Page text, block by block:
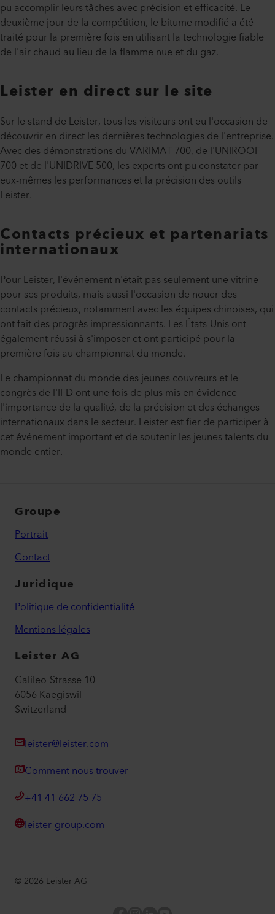
pu accomplir leurs tâches avec précision et efficacité. Le
deuxième jour de la compétition, le bitume modifié a été
traité pour la première fois en utilisant la technologie fiable
de l'air chaud au lieu de la flamme nue et du gaz.
Leister en direct sur le site
Sur le stand de Leister, tous les visiteurs ont eu l'occasion de
découvrir en direct les dernières technologies de l'entreprise.
Avec des démonstrations du VARIMAT 700, de l'UNIROOF
700 et de l'UNIDRIVE 500, les experts ont pu constater par
eux-mêmes les performances et la précision des outils
Leister.
Contacts précieux et partenariats
internationaux
Pour Leister, l'événement n'était pas seulement une vitrine
pour ses produits, mais aussi l'occasion de nouer des
contacts précieux, notamment avec les équipes chinoises, qui
ont fait des progrès impressionnants. Les États-Unis ont
également réussi à s'imposer et ont participé pour la
première fois au championnat du monde.
Le championnat du monde des jeunes couvreurs et le
congrès de l'IFD ont une fois de plus mis en évidence
l'importance de la qualité, de la précision et des échanges
internationaux dans le secteur. Leister est fier de participer à
cet événement important et de soutenir les jeunes talents du
monde entier.
Groupe
Portrait
Contact
Juridique
Politique de confidentialité
Mentions légales
Leister AG
Galileo-Strasse 10
6056 Kaegiswil
Switzerland
leister@leister.com
Comment nous trouver
+41 41 662 75 75
leister-group.com
© 2026 Leister AG